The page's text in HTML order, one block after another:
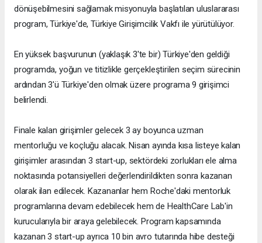
dönüşebilmesini sağlamak misyonuyla başlatılan uluslararası
program, Türkiye'de, Türkiye Girişimcilik Vakfı ile yürütülüyor.
En yüksek başvurunun (yaklaşık 3'te bir) Türkiye'den geldiği
programda, yoğun ve titizlikle gerçekleştirilen seçim sürecinin
ardından 3'ü Türkiye'den olmak üzere programa 9 girişimci
belirlendi.
Finale kalan girişimler gelecek 3 ay boyunca uzman
mentorluğu ve koçluğu alacak. Nisan ayında kısa listeye kalan
girişimler arasından 3 start-up, sektördeki zorlukları ele alma
noktasında potansiyelleri değerlendirildikten sonra kazanan
olarak ilan edilecek. Kazananlar hem Roche'daki mentorluk
programlarına devam edebilecek hem de HealthCare Lab'in
kurucularıyla bir araya gelebilecek. Program kapsamında
kazanan 3 start-up ayrıca 10 bin avro tutarında hibe desteği